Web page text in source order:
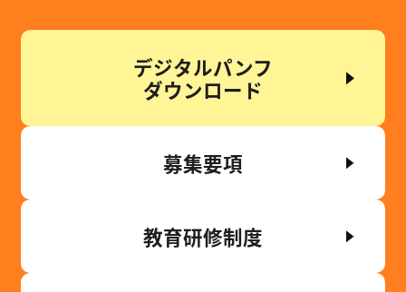
デジタルパンフ
ダウンロード
募集要項
教育研修制度